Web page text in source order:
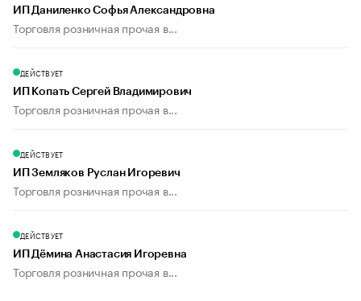
ИП Даниленко Софья Александровна
Торговля розничная прочая в...
ДЕЙСТВУЕТ
ИП Копать Сергей Владимирович
Торговля розничная прочая в...
ДЕЙСТВУЕТ
ИП Земляков Руслан Игоревич
Торговля розничная прочая в...
ДЕЙСТВУЕТ
ИП Дёмина Анастасия Игоревна
Торговля розничная прочая в...